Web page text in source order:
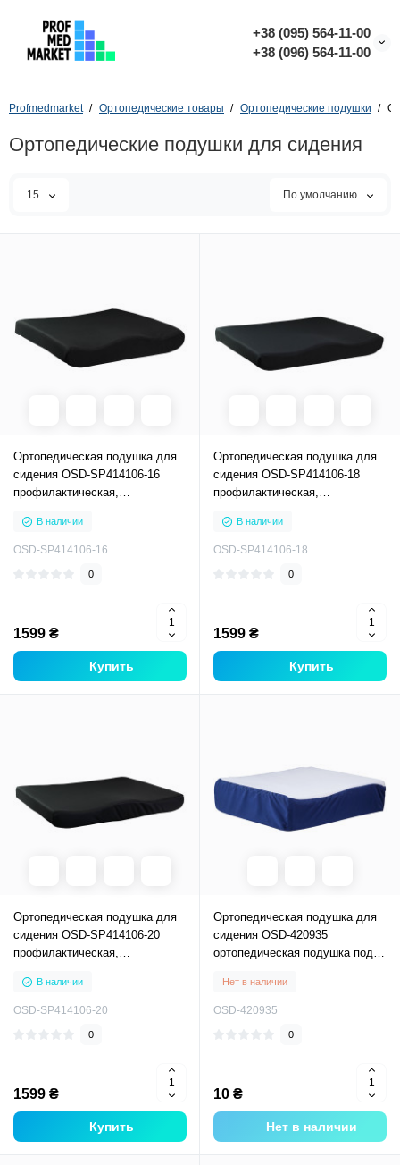
+38 (095) 564-11-00
+38 (096) 564-11-00
Profmedmarket Ортопедические товары Ортопедические подушки
Ортопедические подушки для сидения
15 По умолчанию
Ортопедическая подушка для
сидения OSD-SP414106-16
профилактическая,
ягодицы
В наличии
OSD-SP414106-16
0
1599 ₴
Купить
Ортопедическая подушка для
сидения OSD-SP414106-18
профилактическая,
ягодицы
В наличии
OSD-SP414106-18
0
1599 ₴
Купить
Ортопедическая подушка для
сидения OSD-SP414106-20
профилактическая,
ягодицы
В наличии
OSD-SP414106-20
0
1599 ₴
Купить
Ортопедическая подушка для
сидения OSD-420935
ортопедическая подушка под
Нет в наличии
OSD-420935
0
10 ₴
Нет в наличии